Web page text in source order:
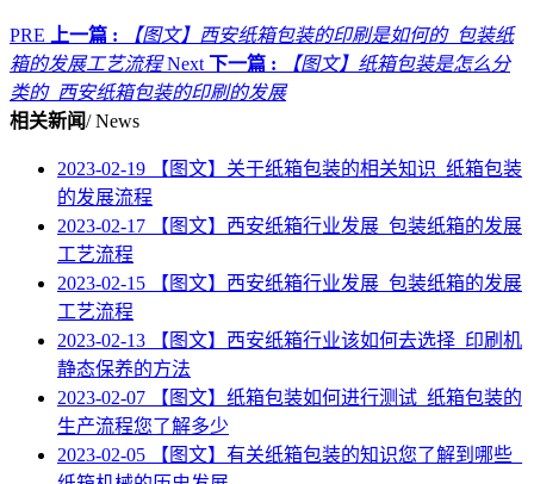
PRE 上一篇 :
【图文】西安纸箱包装的印刷是如何的_包装纸
箱的发展工艺流程 Next 下一篇 :
【图文】纸箱包装是怎么分
类的_西安纸箱包装的印刷的发展
相关新闻/ News
2023-02-19 【图文】关于纸箱包装的相关知识_纸箱包装
的发展流程
2023-02-17 【图文】西安纸箱行业发展_包装纸箱的发展
工艺流程
2023-02-15 【图文】西安纸箱行业发展_包装纸箱的发展
工艺流程
2023-02-13 【图文】西安纸箱行业该如何去选择_印刷机
静态保养的方法
2023-02-07 【图文】纸箱包装如何进行测试_纸箱包装的
生产流程您了解多少
2023-02-05 【图文】有关纸箱包装的知识您了解到哪些_